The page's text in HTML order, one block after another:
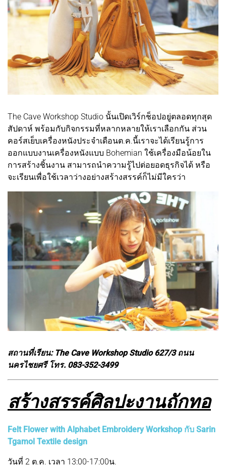
The Cave Workshop Studio นั้นเปิดเวิร์กช็อปอยู่ตลอดทุกสุด
สัปดาห์ พร้อมกับกิจกรรมที่หลากหลายให้เราเลือกกัน ส่วน
คอร์สเย็บเครื่องหนังประจำเดือนต.ค.นี้เราจะได้เรียนรู้การ
ออกแบบงานเครื่องหนังแบบ Bohemian ใช้เครื่องมือน้อยใน
การสร้างชิ้นงาน สามารถนำความรู้ไปต่อยอดธุรกิจได้ หรือ
จะเรียนเพื่อใช้เวลาว่างอย่างสร้างสรรค์ก็ไม่มีใครว่า
สถานที่เรียน: The Cave Workshop Studio 627/3 ถนน
นครไชยศรี โทร. 083-352-3499
สร้างสรรค์ศิลปะงานถักทอ
Felt Flower with Alphabet Embroidery Workshop กับ Sarin
Tgamol Textile design
วันที่ 2 ต.ค. เวลา 13:00-17:00น.